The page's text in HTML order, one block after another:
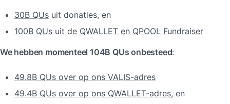
30B QUs uit donaties, en
100B QUs uit de QWALLET en QPOOL Fundraiser
We hebben momenteel 104B QUs onbesteed:
49.8B QUs over op ons VALIS-adres
49.4B QUs over op ons QWALLET-adres, en